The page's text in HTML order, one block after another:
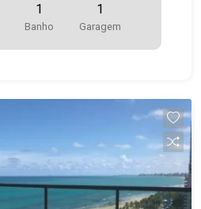
1
Banho
1
Garagem